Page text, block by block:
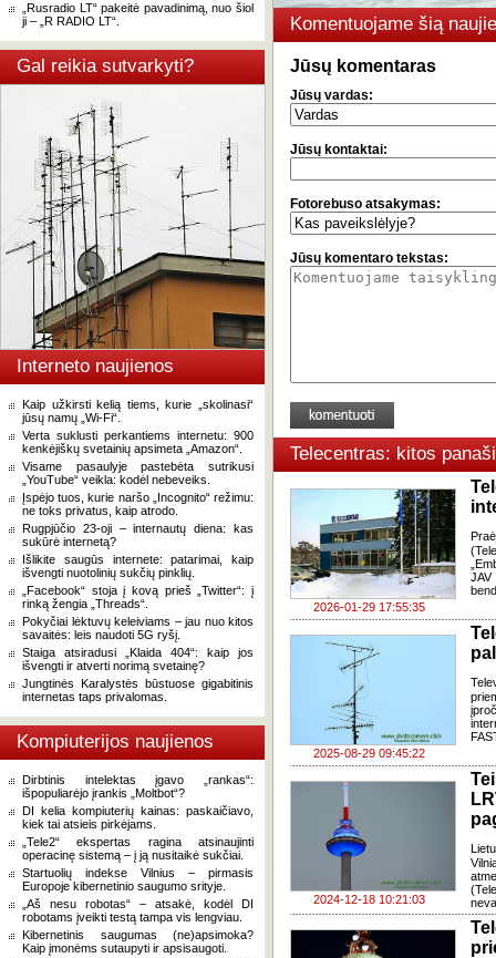
„Rusradio LT“ pakeitė pavadinimą, nuo šiol
ji – „R RADIO LT“.
Gal reikia sutvarkyti?
Interneto naujienos
Kaip užkirsti kelią tiems, kurie „skolinasi“
jūsų namų „Wi-Fi“.
Verta suklusti perkantiems internetu: 900
kenkėjiškų svetainių apsimeta „Amazon“.
Visame pasaulyje pastebėta sutrikusi
„YouTube“ veikla: kodėl nebeveiks.
Įspėjo tuos, kurie naršo „Incognito“ režimu:
ne toks privatus, kaip atrodo.
Rugpjūčio 23-oji – internautų diena: kas
sukūrė internetą?
Išlikite saugūs internete: patarimai, kaip
išvengti nuotolinių sukčių pinklių.
„Facebook“ stoja į kovą prieš „Twitter“: į
rinką žengia „Threads“.
Pokyčiai lėktuvų keleiviams – jau nuo kitos
savaitės: leis naudoti 5G ryšį.
Staiga atsiradusi „Klaida 404“: kaip jos
išvengti ir atverti norimą svetainę?
Jungtinės Karalystės būstuose gigabitinis
internetas taps privalomas.
Kompiuterijos naujienos
Dirbtinis intelektas įgavo „rankas“:
išpopuliarėjo įrankis „Moltbot“?
DI kelia kompiuterių kainas: paskaičiavo,
kiek tai atsieis pirkėjams.
„Tele2“ ekspertas ragina atsinaujinti
operacinę sistemą – į ją nusitaikė sukčiai.
Startuolių indekse Vilnius – pirmasis
Europoje kibernetinio saugumo srityje.
„Aš nesu robotas“ – atsakė, kodėl DI
robotams įveikti testą tampa vis lengviau.
Kibernetinis saugumas (ne)apsimoka?
Kaip įmonėms sutaupyti ir apsisaugoti.
Komentuojame šią
Jūsų komentaras
Jūsų vardas:
Jūsų kontaktai:
Fotorebuso atsakymas:
Jūsų komentaro tekstas:
Telecentras: kitos
2026-01-29 17:55:35
2025-08-29 09:45:22
2024-12-18 10:21:03